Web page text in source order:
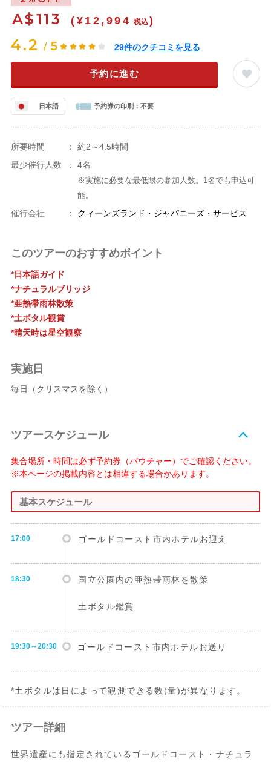
A$113 (¥12,994 税込)
4.2 / 5 29件のクチコミを見る
予約に進む
日本語 予約券の印刷： 不要
所要時間 ：
約2～4.5時間
最少催行人数
： 4名
※実施に必要な最低限の参加人数。1名でも申込可
能。
催行会社 ： クィーンズランド・ジャパニーズ・サービス
このツアーのおすすめポイント
*日本語ガイド
*ナチュラルブリッジ
*亜熱帯雨林散策
*土ボタル観賞
*晴天時は星空観察
実施日
毎日（クリスマスを除く）
ツアースケジュール
集合場所・時間は必ず予約券（バウチャー）でご確認ください。
※本ページの掲載内容とは相違する場合があります。
基本スケジュール
17:00 ゴールドコースト市内ホテルお迎え
18:30 国立公園内の亜熱帯雨林を散策
土ボタル鑑賞
19:30～20:30 ゴールドコースト市内ホテルお送り
*土ボタルは日によって観測できる数(量)が異なります。
ツアー詳細
世界遺産にも指定されているゴールドコースト・ナチュラ